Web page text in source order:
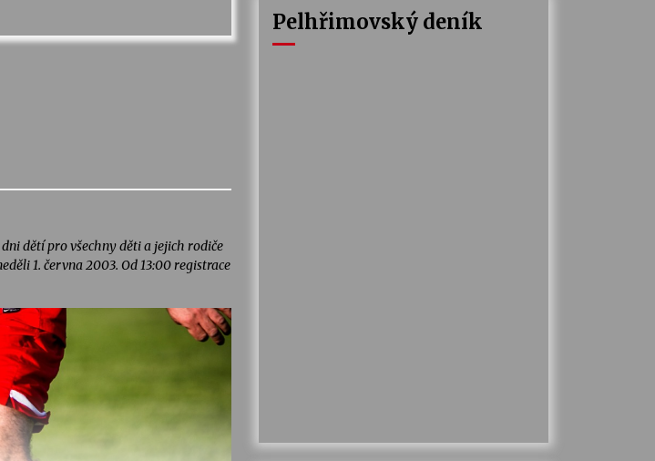
dětí pro všechny děti a jejich rodiče
1. června 2003. Od 13:00 registrace
Pelhřimovský deník